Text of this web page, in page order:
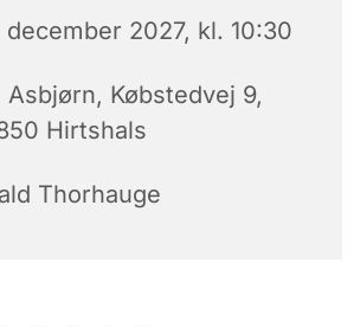
december 2027, kl. 10:30
Asbjørn, Købstedvej 9,
Hirtshals
Thorhauge